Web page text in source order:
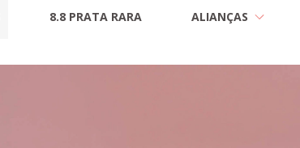
8.8 PRATA RARA ALIANÇAS